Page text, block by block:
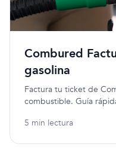
Combured
gasolina
Factura tu ticket de
combustible. Guía
5 min lectura